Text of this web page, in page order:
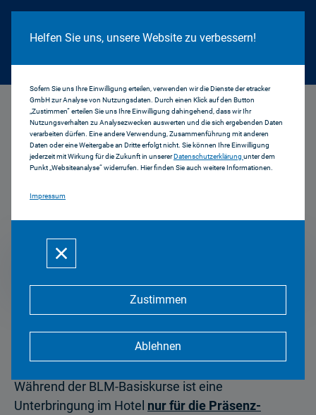
Cookie Hinweis
Helfen Sie uns, unsere Website zu verbessern!
Sofern Sie uns Ihre Einwilligung erteilen, verwenden wir die Dienste der etracker
GmbH zur Analyse von Nutzungsdaten. Durch einen Klick auf den Button
„Zustimmen“ erteilen Sie uns Ihre Einwilligung dahingehend, dass wir Ihr
Nutzungsverhalten zu Analysezwecken auswerten und die sich ergebenden Daten
verarbeiten dürfen. Eine andere Verwendung, Zusammenführung mit anderen
Daten oder eine Weitergabe an Dritte erfolgt nicht. Sie können Ihre Einwilligung
jederzeit mit Wirkung für die Zukunft in unsererDatenschutzerklärung unter dem
Punkt „Websiteanalyse“ widerrufen. Hier finden Sie auch weitere Informationen.
Impressum
Zustimmen
Ablehnen
Hotel 2026 Basiskurse
Hotel-Tipps und
Kontingente Basiskurse
2026
Mehr zum Thema
Für einzelne BLM Basiskurse stehen
Abrufkontingente in verschiedenen
Während der BLM-Basiskurse ist eine
Unterbringung im Hotel nur für die Präsenz-